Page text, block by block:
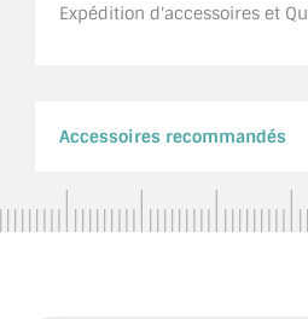
Expédition d'accessoires et
Accessoires recommandés